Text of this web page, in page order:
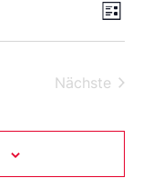
Liste
Nächste